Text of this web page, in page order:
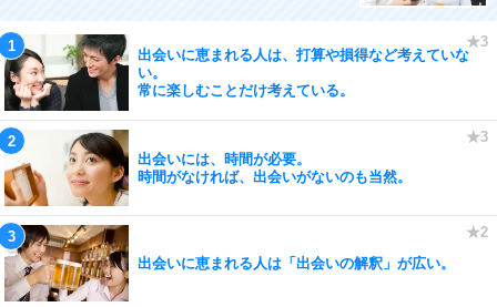
出会いに恵まれる人は、打算や損得など考えていな
い。
常に楽しむことだけ考えている。
出会いには、時間が必要。
時間がなければ、出会いがないのも当然。
出会いに恵まれる人は「出会いの解釈」が広い。